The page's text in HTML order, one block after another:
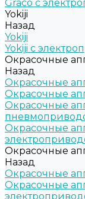
Graco с
Yokiji
Назад
Yokiji
Yokiji c
Окрасочные
Назад
Окрасочные
Окрасочные
Окрасочные
Окрасочные
Окрасочные
Назад
Окрасочные
Окрасочные